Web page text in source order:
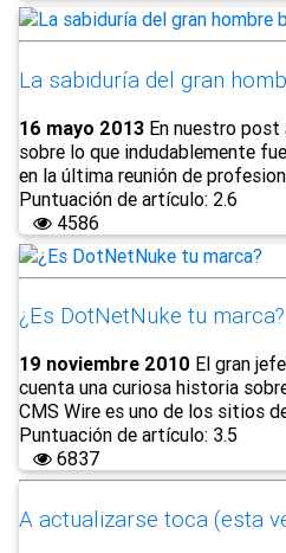
La sabiduría del gran
16 mayo 2013 En nuestro post
sobre lo que indudablemente
en la última reunión de
Puntuación de artículo: 2.6
4586
¿Es DotNetNuke tu marca?
19 noviembre 2010 El gran
cuenta una curiosa historia
CMS Wire es uno de los sitios
Puntuación de artículo: 3.5
6837
A actualizarse toca (esta